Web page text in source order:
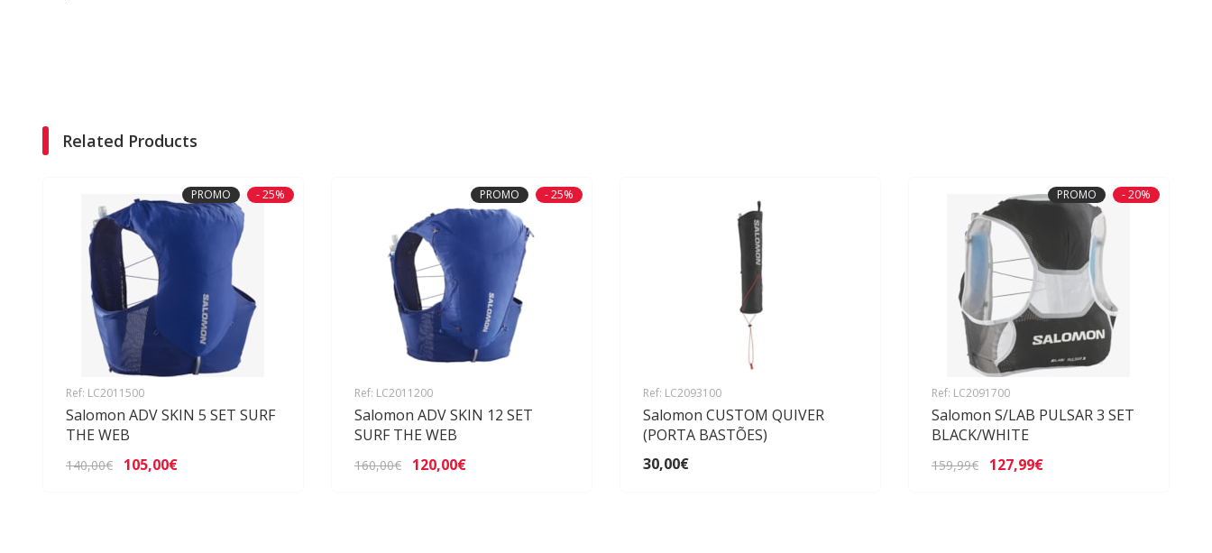
Related Products
PROMO - 25%
Ref: LC2011500
Salomon ADV SKIN 5 SET SURF
THE WEB
140,00€ 105,00€
PROMO - 25%
Ref: LC2011200
Salomon ADV SKIN 12 SET
SURF THE WEB
160,00€ 120,00€
Ref: LC2093100
Salomon CUSTOM QUIVER
(PORTA BASTÕES)
30,00€
PROMO - 20%
Ref: LC2091700
Salomon S/LAB PULSAR 3 SET
BLACK/WHITE
159,99€ 127,99€